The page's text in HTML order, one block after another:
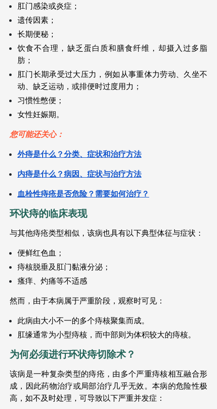
肛门感染或炎症；
遗传因素；
长期便秘；
饮食不合理，缺乏蛋白质和膳食纤维，却摄入过多脂
肪；
肛门长期承受过大压力，例如从事重体力劳动、久坐不
动、缺乏运动，或排便时过度用力；
习惯性憋便；
女性妊娠期。
您可能还关心：
外痔是什么？分类、症状和治疗方法
内痔是什么？病因、症状与治疗方法
血栓性痔疮是否危险？需要如何治疗？
环状痔的临床表现
与其他痔疮类型相似，该病也具有以下典型体征与症状：
便鲜红色血；
痔核脱垂及肛门黏液分泌；
瘙痒、灼痛等不适感
然而，由于本病属于严重阶段，观察时可见：
此病由大小不一的多个痔核聚集而成。
肛缘通常为小型痔核，而中部则为体积较大的痔核。
为何必须进行环状痔切除术？
该病是一种复杂类型的痔疮，由多个严重痔核相互融合形
成，因此药物治疗或局部治疗几乎无效。本病的危险性极
高，如不及时处理，可导致以下严重并发症：